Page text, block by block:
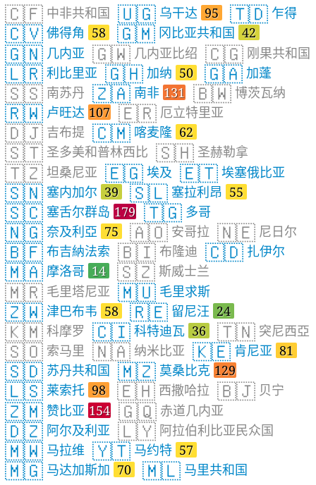
🇨🇫 中非共和国 🇺🇬 乌干达 95 🇹🇩 乍得
🇨🇻 佛得角 58 🇬🇲 冈比亚共和国 42
🇬🇳 几内亚 🇬🇼 几内亚比绍 🇨🇬 刚果共和国
🇱🇷 利比里亚 🇬🇭 加纳 50 🇬🇦 加蓬
🇸🇸 南苏丹 🇿🇦 南非 131 🇧🇼 博茨瓦纳
🇷🇼 卢旺达 107 🇪🇷 厄立特里亚
🇩🇯 吉布提 🇨🇲 喀麦隆 62
🇸🇹 圣多美和普林西比 🇸🇭 圣赫勒拿
🇹🇿 坦桑尼亚 🇪🇬 埃及 🇪🇹 埃塞俄比亚
🇸🇳 塞内加尔 39 🇸🇱 塞拉利昂 55
🇸🇨 塞舌尔群岛 179 🇹🇬 多哥
🇳🇬 奈及利亞 75 🇦🇴 安哥拉 🇳🇪 尼日尔
🇧🇫 布吉納法索 🇧🇮 布隆迪 🇨🇩 扎伊尔
🇲🇦 摩洛哥 14 🇸🇿 斯威士兰
🇲🇷 毛里塔尼亚 🇲🇺 毛里求斯
🇿🇼 津巴布韦 58 🇷🇪 留尼汪 24
🇰🇲 科摩罗 🇨🇮 科特迪瓦 36 🇹🇳 突尼西亞
🇸🇴 索马里 🇳🇦 纳米比亚 🇰🇪 肯尼亚 81
🇸🇩 苏丹共和国 🇲🇿 莫桑比克 129
🇱🇸 莱索托 98 🇪🇭 西撒哈拉 🇧🇯 贝宁
🇿🇲 赞比亚 154 🇬🇶 赤道几内亚
🇩🇿 阿尔及利亚 🇱🇾 阿拉伯利比亚民众国
🇲🇼 马拉维 🇾🇹 马约特 57
🇲🇬 马达加斯加 70 🇲🇱 马里共和国